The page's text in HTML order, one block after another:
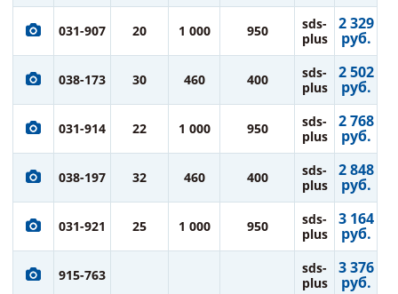
031-907 20 1 000 950
sds-
plus
2 329
руб.
038-173 30 460 400
sds-
plus
2 502
руб.
031-914 22 1 000 950
sds-
plus
2 768
руб.
038-197 32 460 400
sds-
plus
2 848
руб.
031-921 25 1 000 950
sds-
plus
3 164
руб.
915-763
sds-
plus
3 376
руб.